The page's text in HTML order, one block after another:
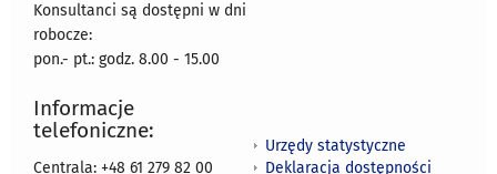
Konsultanci są dostępni w dni
robocze:
pon.- pt.: godz. 8.00 - 15.00
Informacje
telefoniczne:
Centrala: +48 61 279 82 00
Urzędy statystyczne
Deklaracja dostępności